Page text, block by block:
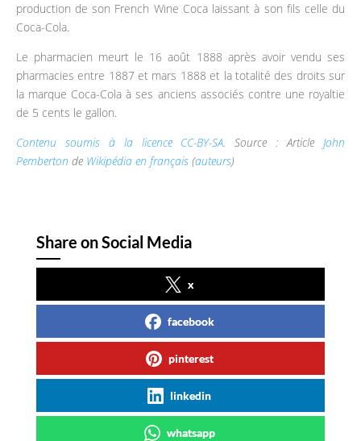
production de son French Wine Coca laissant à son fils celle du
Coca-Cola.
Le pharmacien meurt le 16 août 1888 après avoir vendu ses
pharmacies entre 1887 et mars 1888 et la totalité des droits sur
la marque Coca-Cola à ses anciens associés contre une royaltie
de 5 cents le gallon.
Contenu soumis à la licence CC-BY-SA. Source : ArticleJohn
Pemberton de Wikipédia en français(auteurs)
Share on Social Media
x
facebook
pinterest
linkedin
whatsapp